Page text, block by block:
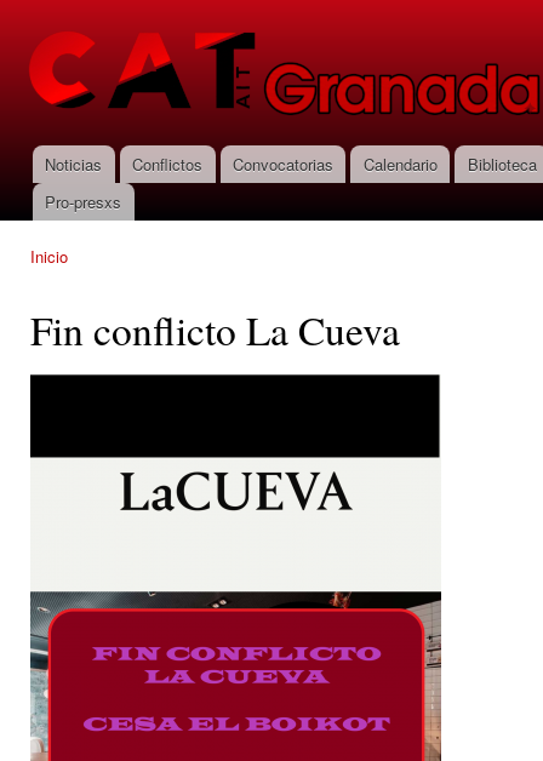
CNT-AIT
Granada
Menú principal
Noticias Conflictos Convocatorias Calendario
Biblioteca
Pro-presxs
Inicio
Fin conflicto La Cueva